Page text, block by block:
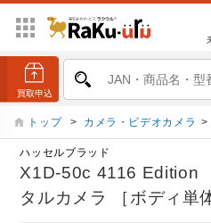
トップ > カメラ・ビデオカメラ >
ハッセルブラッド
X1D-50c 4116 Edition
タルカメラ ［ボディ単